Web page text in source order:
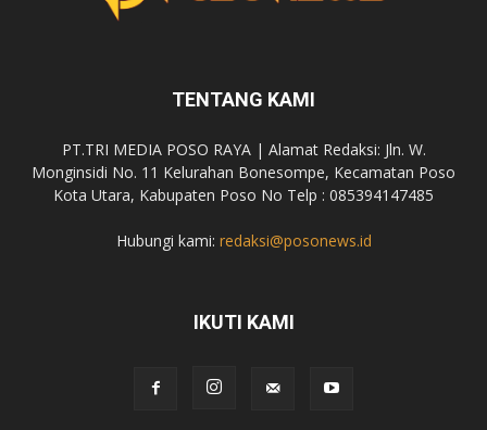
TENTANG KAMI
PT.TRI MEDIA POSO RAYA | Alamat Redaksi: Jln. W.
Monginsidi No. 11 Kelurahan Bonesompe, Kecamatan Poso
Kota Utara, Kabupaten Poso No Telp : 085394147485
Hubungi kami: redaksi@posonews.id
IKUTI KAMI